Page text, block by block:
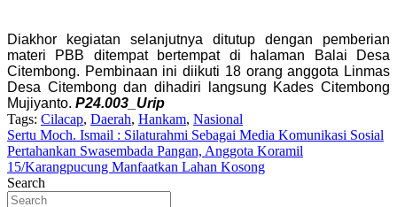
Diakhor kegiatan selanjutnya ditutup dengan pemberian
materi PBB ditempat bertempat di halaman Balai Desa
Citembong. Pembinaan ini diikuti 18 orang anggota Linmas
Desa Citembong dan dihadiri langsung Kades Citembong
Mujiyanto. P24.003_Urip
Tags: Cilacap, Daerah, Hankam, Nasional
Navigasi
pos
Sertu Moch. Ismail : Silaturahmi Sebagai Media Komunikasi Sosial
Pertahankan Swasembada Pangan, Anggota Koramil
15/Karangpucung Manfaatkan Lahan Kosong
Search